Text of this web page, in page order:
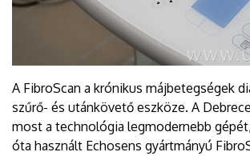
A FibroScan a krónikus májbetegségek
szűrő- és utánkövető eszköze. A
most a technológia legmodernebb
óta használt Echosens gyártmányú